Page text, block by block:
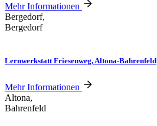
Mehr Informationen
Bergedorf,
Bergedorf
Lernwerkstatt Friesenweg, Altona-Bahrenfeld
Mehr Informationen
Altona,
Bahrenfeld